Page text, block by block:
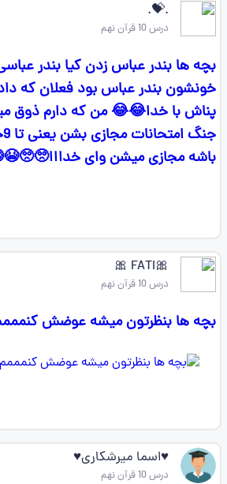
.💝.
درس 10 قرآن نهم
بچه ها بندر عباس زدن کیا بندر
خونشون بندر عباس بود فعلان که
پناش با خدا😂😂 من که دارم ذوق
باشه مجازی میشن وای
🎀FATI 🎀
درس 10 قرآن نهم
بچه ها بنظرتون میشه عوضش
♥اسما میرشکاری♥
درس 10 قرآن نهم